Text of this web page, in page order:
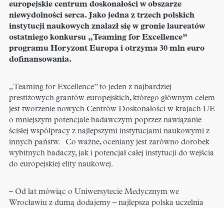
europejskie centrum doskonałości w obszarze
niewydolności serca. Jako jedna z trzech polskich
instytucji naukowych znalazł się w gronie laureatów
ostatniego konkursu „Teaming for Excellence”
programu Horyzont Europa i otrzyma 30 mln euro
dofinansowania.
„Teaming for Excellence” to jeden z najbardziej
prestiżowych grantów europejskich, którego głównym celem
jest tworzenie nowych Centrów Doskonałości w krajach UE
o mniejszym potencjale badawczym poprzez nawiązanie
ścisłej współpracy z najlepszymi instytucjami naukowymi z
innych państw. Co ważne, oceniany jest zarówno dorobek
wybitnych badaczy, jak i potencjał całej instytucji do wejścia
do europejskiej elity naukowej.
– Od lat mówiąc o Uniwersytecie Medycznym we
Wrocławiu z dumą dodajemy – najlepsza polska uczelnia